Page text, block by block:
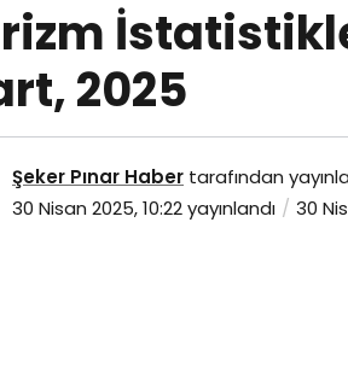
2025
Şeker Pınar Haber tarafından
30 Nisan 2025, 10:22yayınlandı 30